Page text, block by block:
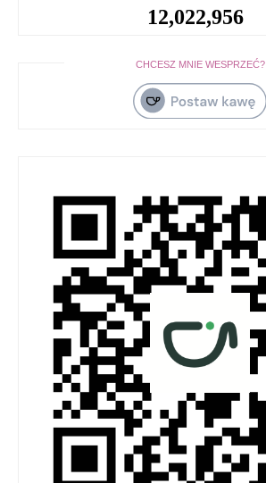
12,022,956
CHCESZ MNIE WESPRZEĆ?